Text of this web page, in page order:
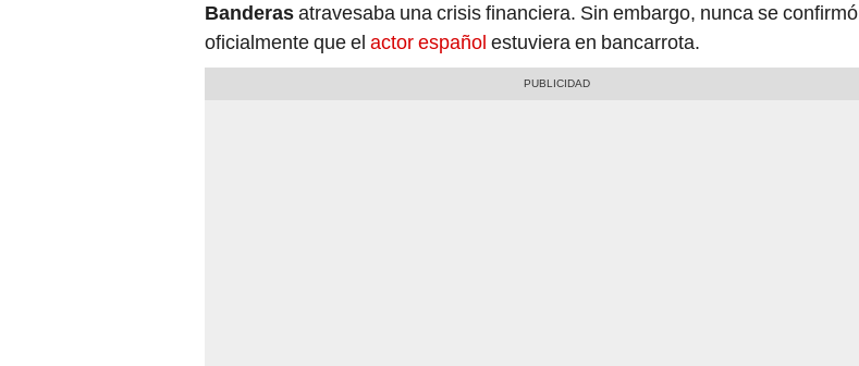
Banderasatravesaba una crisis financiera. Sin embargo, nunca se confirmó
oficialmente que el actor español estuviera en bancarrota.